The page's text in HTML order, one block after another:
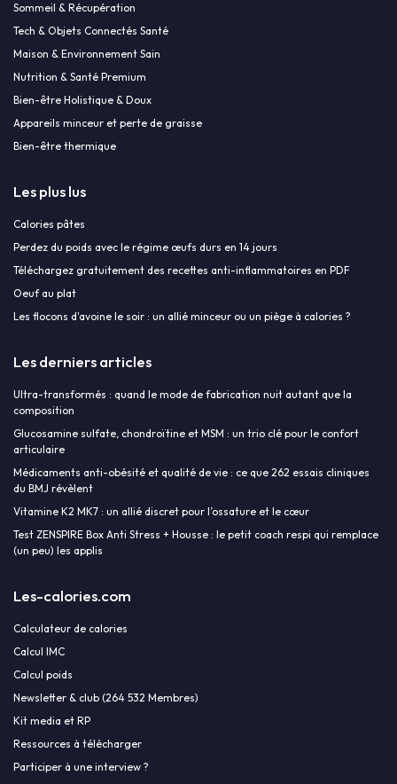
Sommeil & Récupération
Tech & Objets Connectés Santé
Maison & Environnement Sain
Nutrition & Santé Premium
Bien-être Holistique & Doux
Appareils minceur et perte de graisse
Bien-être thermique
Les plus lus
Calories pâtes
Perdez du poids avec le régime œufs durs en 14 jours
Téléchargez gratuitement des recettes anti-inflammatoires en PDF
Oeuf au plat
Les flocons d'avoine le soir : un allié minceur ou un piège à calories ?
Les derniers articles
Ultra-transformés : quand le mode de fabrication nuit autant que la
composition
Glucosamine sulfate, chondroïtine et MSM : un trio clé pour le confort
articulaire
Médicaments anti-obésité et qualité de vie : ce que 262 essais cliniques
du BMJ révèlent
Vitamine K2 MK7 : un allié discret pour l’ossature et le cœur
Test ZENSPIRE Box Anti Stress + Housse : le petit coach respi qui remplace
(un peu) les applis
Les-calories.com
Calculateur de calories
Calcul IMC
Calcul poids
Newsletter & club (264 532 Membres)
Kit media et RP
Ressources à télécharger
Participer à une interview ?